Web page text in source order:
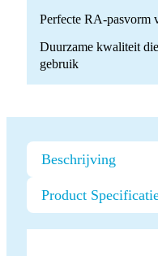
Perfecte RA-pasvorm
Duurzame kwaliteit
gebruik
Beschrijving
Product